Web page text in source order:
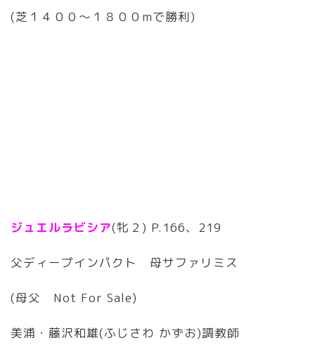
(芝１４００〜１８００mで勝利)
ジュエルラビシア(牝２) P.166、219
父ディープインパクト 母サファリミス
(母父 Not For Sale)
美浦・藤沢和雄(ふじさわ かずお)調教師